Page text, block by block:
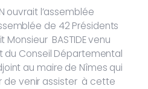
ouvrait l’assemblée
de 42 Présidents
BASTIDE venu
du Conseil Départemental
au maire de Nîmes qui
de venir assister à cette